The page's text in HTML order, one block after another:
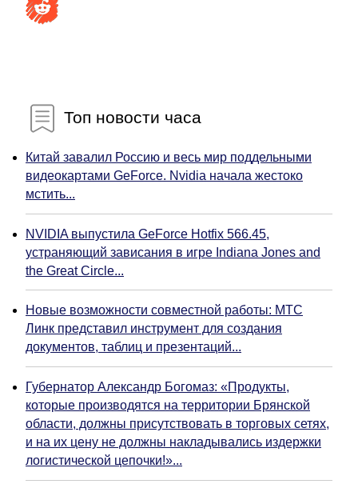
Топ новости часа
Китай завалил Россию и весь мир поддельными
видеокартами GeForce. Nvidia начала жестоко
мстить...
NVIDIA выпустила GeForce Hotfix 566.45,
устраняющий зависания в игре Indiana Jones and
the Great Circle...
Новые возможности совместной работы: МТС
Линк представил инструмент для создания
документов, таблиц и презентаций...
Губернатор Александр Богомаз: «Продукты,
которые производятся на территории Брянской
области, должны присутствовать в торговых сетях,
и на их цену не должны накладывались издержки
логистической цепочки!»...